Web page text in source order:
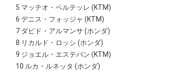
5 マッテオ・ベルテッレ (KTM)
6 デニス・フォッジャ (KTM)
7 ダビド・アルマンサ (ホンダ)
8 リカルド・ロッシ (ホンダ)
9 ジョエル・エステバン (KTM)
10 ルカ・ルネッタ (ホンダ)